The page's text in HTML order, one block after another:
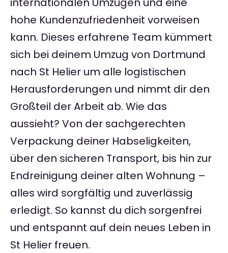
hohe Kundenzufriedenheit vorweisen
kann. Dieses erfahrene Team kümmert
sich bei deinem Umzug von Dortmund
nach St Helier um alle logistischen
Herausforderungen und nimmt dir den
Großteil der Arbeit ab. Wie das
aussieht? Von der sachgerechten
Verpackung deiner Habseligkeiten,
über den sicheren Transport, bis hin zur
Endreinigung deiner alten Wohnung –
alles wird sorgfältig und zuverlässig
erledigt. So kannst du dich sorgenfrei
und entspannt auf dein neues Leben in
St Helier freuen.